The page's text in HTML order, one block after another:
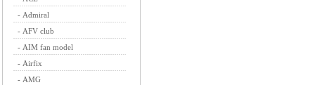
- Admiral
- AFV club
- AIM fan model
- Airfix
- AMG